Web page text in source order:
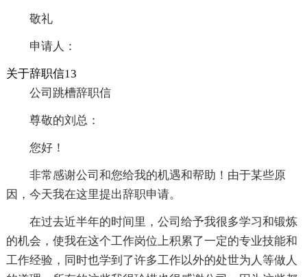
敬礼
申请人：
关于辞职信13
公司跳槽辞职信
尊敬的刘总：
您好！
非常感谢公司和您给我的机遇和帮助！由于某些原
因，今天我在这里提出辞职申请。
在过去近半年的时间里，公司给予我很多学习和锻炼
的机会，使我在这个工作岗位上积累了一定的专业技能和
工作经验，同时也学到了许多工作以外的处世为人等做人